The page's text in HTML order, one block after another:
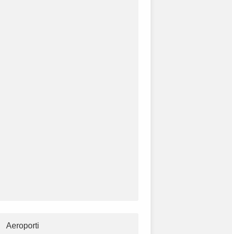
Aeroporti